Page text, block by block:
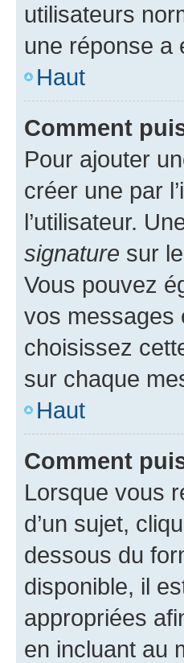
utilisateurs
une réponse a
Haut
Comment
Pour ajouter
créer une par
l’utilisateur.
signature sur
Vous pouvez
vos messages
choisissez
sur chaque
Haut
Comment
Lorsque vous
d’un sujet,
dessous du
disponible, il
appropriées
en incluant au